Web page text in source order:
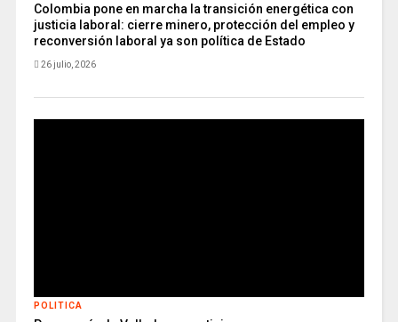
Colombia pone en marcha la transición energética con
justicia laboral: cierre minero, protección del empleo y
reconversión laboral ya son política de Estado
26 julio, 2026
POLITICA